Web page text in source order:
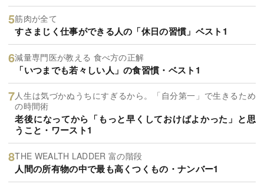
筋肉が全て
すさまじく仕事ができる人の「休日の習慣」ベスト1
減量専門医が教える 食べ方の正解
「いつまでも若々しい人」の食習慣・ベスト1
人生は気づかぬうちにすぎるから。「自分第一」で生きるため
の時間術
老後になってから「もっと早くしておけばよかった」と思
うこと・ワースト1
THE WEALTH LADDER 富の階段
人間の所有物の中で最も高くつくもの・ナンバー1